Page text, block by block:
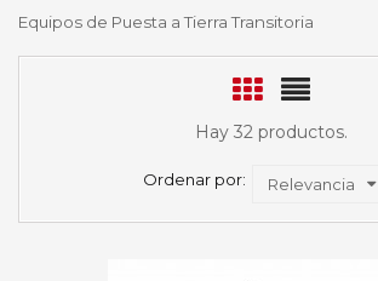
Equipos de Puesta a Tierra Transitoria
Hay 32 productos.
Ordenar por: Relevancia